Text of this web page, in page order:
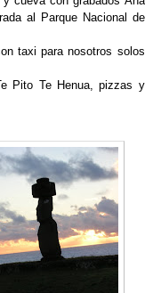
al Parque Nacional de
taxi para nosotros solos
Pito Te Henua, pizzas y